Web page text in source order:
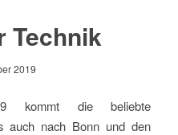
Technik
2019
kommt die beliebte
auch nach Bonn und den